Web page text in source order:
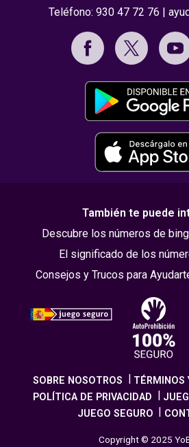
Teléfono: 930 47 72 76 |
También te puede
Descubre los números de
El significado de los
Consejos y Trucos para
SOBRE NOSOTROS
TÉRMINOS
POLÍTICA DE PRIVACIDAD
JUEGO SEGURO
Copyright © 2025